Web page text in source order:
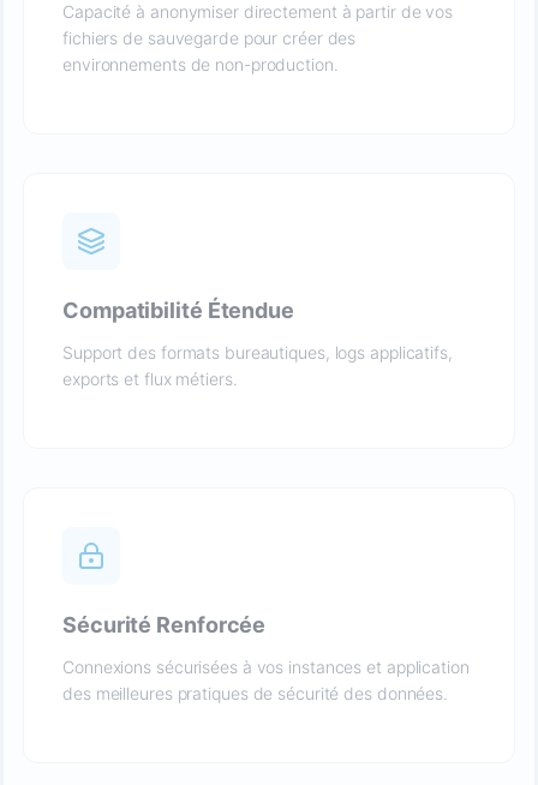
Capacité à anonymiser directement à partir de vos
fichiers de sauvegarde pour créer des
environnements de non-production.
Compatibilité Étendue
Support des formats bureautiques, logs applicatifs,
exports et flux métiers.
Sécurité Renforcée
Connexions sécurisées à vos instances et application
des meilleures pratiques de sécurité des données.